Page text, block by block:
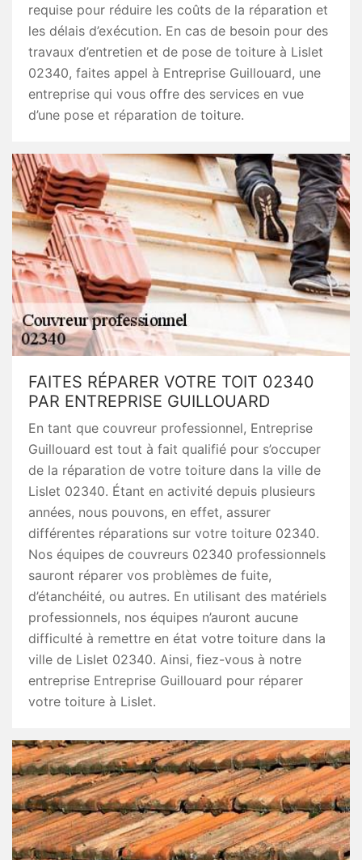
requise pour réduire les coûts de la réparation et
les délais d’exécution. En cas de besoin pour des
travaux d’entretien et de pose de toiture à Lislet
02340, faites appel à Entreprise Guillouard, une
entreprise qui vous offre des services en vue
d’une pose et réparation de toiture.
FAITES RÉPARER VOTRE TOIT 02340
PAR ENTREPRISE GUILLOUARD
En tant que couvreur professionnel, Entreprise
Guillouard est tout à fait qualifié pour s’occuper
de la réparation de votre toiture dans la ville de
Lislet 02340. Étant en activité depuis plusieurs
années, nous pouvons, en effet, assurer
différentes réparations sur votre toiture 02340.
Nos équipes de couvreurs 02340 professionnels
sauront réparer vos problèmes de fuite,
d’étanchéité, ou autres. En utilisant des matériels
professionnels, nos équipes n’auront aucune
difficulté à remettre en état votre toiture dans la
ville de Lislet 02340. Ainsi, fiez-vous à notre
entreprise Entreprise Guillouard pour réparer
votre toiture à Lislet.